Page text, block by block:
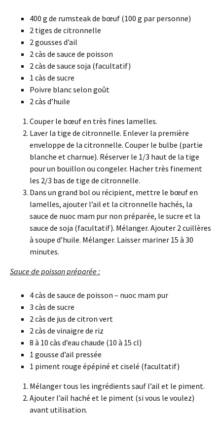
400 g de rumsteak de bœuf (100 g par personne)
2 tiges de citronnelle
2 gousses d’ail
2 càs de sauce de poisson
2 càs de sauce soja (facultatif)
1 càs de sucre
Poivre blanc selon goût
2 càs d’huile
Couper le bœuf en très fines lamelles.
Laver la tige de citronnelle. Enlever la première
enveloppe de la citronnelle. Couper le bulbe (partie
blanche et charnue). Réserver le 1/3 haut de la tige
pour un bouillon ou congeler. Hacher très finement
les 2/3 bas de tige de citronnelle.
Dans un grand bol ou récipient, mettre le bœuf en
lamelles, ajouter l’ail et la citronnelle hachés, la
sauce de nuoc mam pur non préparée, le sucre et la
sauce de soja (facultatif). Mélanger. Ajouter 2 cuillères
à soupe d’huile. Mélanger. Laisser mariner 15 à 30
minutes.
Sauce de poisson préparée :
4 càs de sauce de poisson – nuoc mam pur
3 càs de sucre
2 càs de jus de citron vert
2 càs de vinaigre de riz
8 à 10 càs d’eau chaude (10 à 15 cl)
1 gousse d’ail pressée
1 piment rouge épépiné et ciselé (facultatif)
Mélanger tous les ingrédients sauf l’ail et le piment.
Ajouter l’ail haché et le piment (si vous le voulez)
avant utilisation.